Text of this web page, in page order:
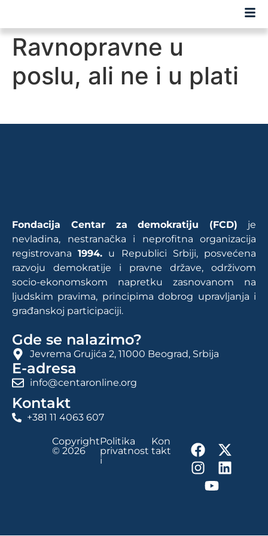
Ravnopravne u
poslu, ali ne i u plati
Fondacija Centar za demokratiju (FCD) je
nevladina, nestranačka i neprofitna organizacija
registrovana1994. u Republici Srbiji, posvećena
razvoju demokratije i pravne države, održivom
socio-ekonomskom napretku zasnovanom na
ljudskim pravima, principima dobrog upravljanja i
građanskoj participaciji.
Gde se nalazimo?
Jevrema Grujića 2, 11000 Beograd, Srbija
E-adresa
info@centaronline.org
Kontakt
+381 11 4063 607
Copyright
© 2026
Politika
privatnost
i
Kon
takt